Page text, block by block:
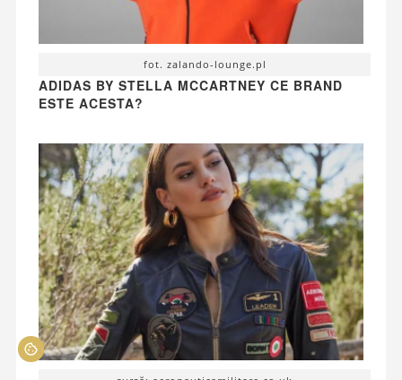
fot. zalando-lounge.pl
ADIDAS BY STELLA MCCARTNEY CE BRAND
ESTE ACESTA?